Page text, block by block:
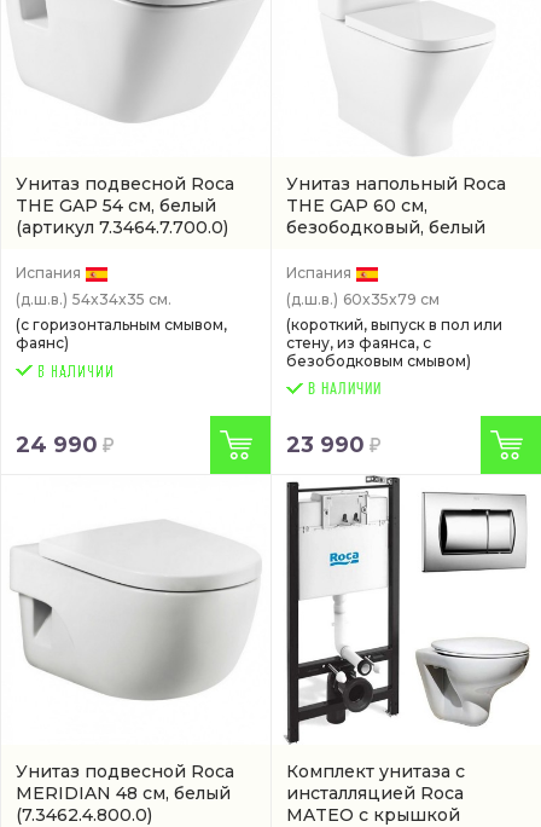
Унитаз подвесной Roca
THE GAP 54 см, белый
(артикул 7.3464.7.700.0)
Испания
(д.ш.в.) 54x34x35 см.
(с горизонтальным смывом,
фаянс)
24 990
Унитаз напольный Roca
THE GAP 60 см,
безободковый, белый
Испания
(д.ш.в.) 60x35x79 см
(короткий, выпуск в пол или
стену, из фаянса, с
безободковым смывом)
В НАЛИЧИИ
23 990
Унитаз подвесной Roca
MERIDIAN 48 см, белый
(7.3462.4.800.0)
Комплект унитаза с
инсталляцией Roca
MATEO с крышкой